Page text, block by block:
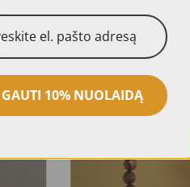
GAUTI 10% NUOLAIDĄ